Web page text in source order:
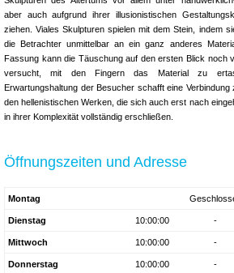
aber auch aufgrund ihrer illusionistischen
ziehen. Viales Skulpturen spielen mit dem Stein, indem
die Betrachter unmittelbar an ein ganz anderes
Fassung kann die Täuschung auf den ersten Blick noch
versucht, mit den Fingern das Material zu
Erwartungshaltung der Besucher schafft eine
den hellenistischen Werken, die sich auch erst nach
in ihrer Komplexität vollständig erschließen.
Öffnungszeiten und Adresse
Montag
Dienstag 10:00:00 -
Mittwoch 10:00:00 -
Donnerstag 10:00:00 -